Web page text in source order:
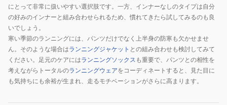
にとって非常に扱いやすい選択肢です。一方、インナーなしのタイプは自分
の好みのインナーと組み合わせられるため、慣れてきたら試してみるのも良
いでしょう。
寒い季節のランニングには、パンツだけでなく上半身の防寒も欠かせませ
ん。そのような場合はランニングジャケット との組み合わせも検討してみて
ください。足元のケアにはランニングソックス も重要で、パンツとの相性を
考えながらトータルのランニングウェアをコーディネートすると、見た目に
も気持ちにも余裕が生まれ、走るモチベーションがさらに高まります。